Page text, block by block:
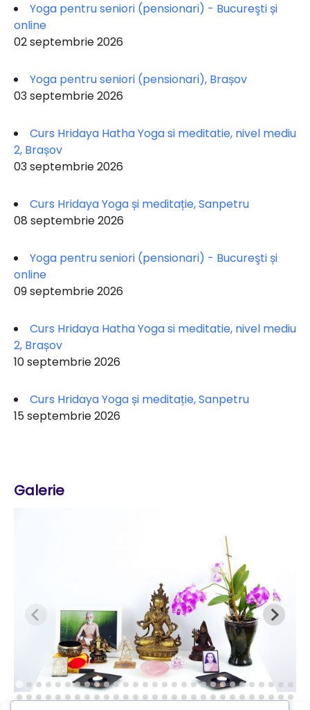
Yoga pentru seniori (pensionari) - Bucureşti și
online
02 septembrie 2026
Yoga pentru seniori (pensionari), Brașov
03 septembrie 2026
Curs Hridaya Hatha Yoga si meditatie, nivel mediu
2, Brașov
03 septembrie 2026
Curs Hridaya Yoga și meditație, Sanpetru
08 septembrie 2026
Yoga pentru seniori (pensionari) - Bucureşti și
online
09 septembrie 2026
Curs Hridaya Hatha Yoga si meditatie, nivel mediu
2, Brașov
10 septembrie 2026
Curs Hridaya Yoga și meditație, Sanpetru
15 septembrie 2026
Galerie